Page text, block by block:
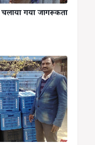
गया जागरूकता